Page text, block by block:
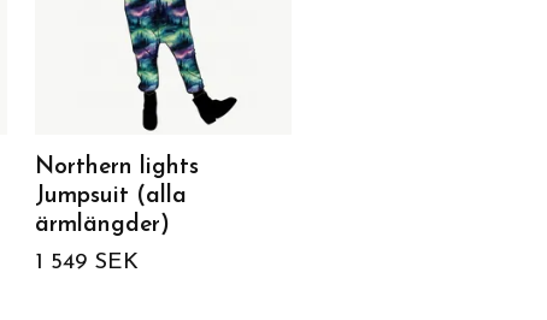
Northern lights
Jumpsuit (alla
ärmlängder)
1 549 SEK